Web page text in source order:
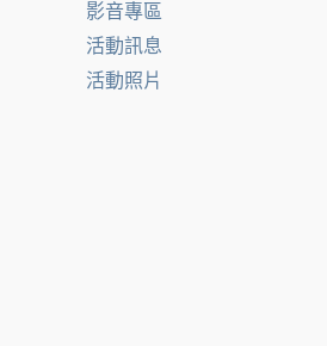
影音專區
活動訊息
活動照片